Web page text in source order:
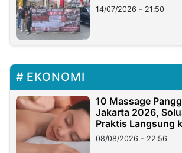
Lampung
14/07/2026 - 21:50
EKONOMI
10 Massage
Jakarta 2026,
Praktis Langsung
08/08/2026 - 22:56